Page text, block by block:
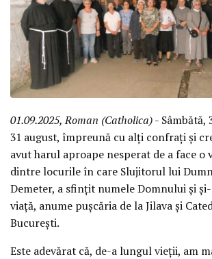
01.09.2025, Roman (Catholica)- Sâmbătă,
31 august, împreună cu alți confrați și
avut harul aproape nesperat de a face o
dintre locurile în care Slujitorul lui
Demeter, a sfințit numele Domnului și
viață, anume pușcăria de la Jilava și
București.
Este adevărat că, de-a lungul vieții, am